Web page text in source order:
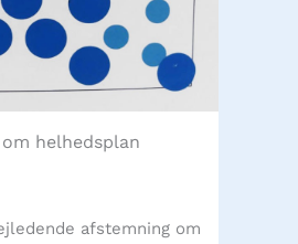
helhedsplan
afstemning om